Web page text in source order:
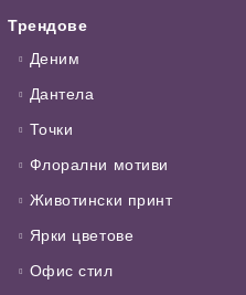
Трендове
Деним
Дантела
Точки
Флорални мотиви
Животински принт
Ярки цветове
Офис стил